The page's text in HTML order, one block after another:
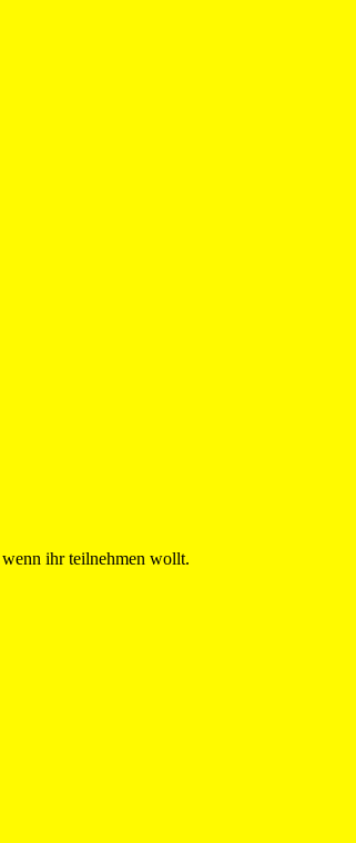
wenn ihr teilnehmen wollt.